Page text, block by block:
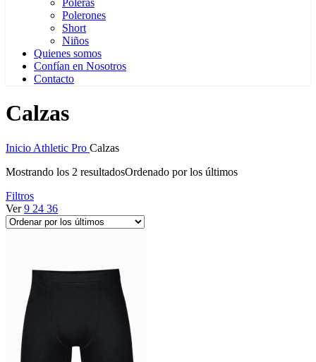
Polerones
Short
Niños
Quienes somos
Confían en Nosotros
Contacto
Calzas
Inicio Athletic Pro Calzas
Mostrando los 2 resultadosOrdenado por los últimos
Filtros
Ver9 24 36